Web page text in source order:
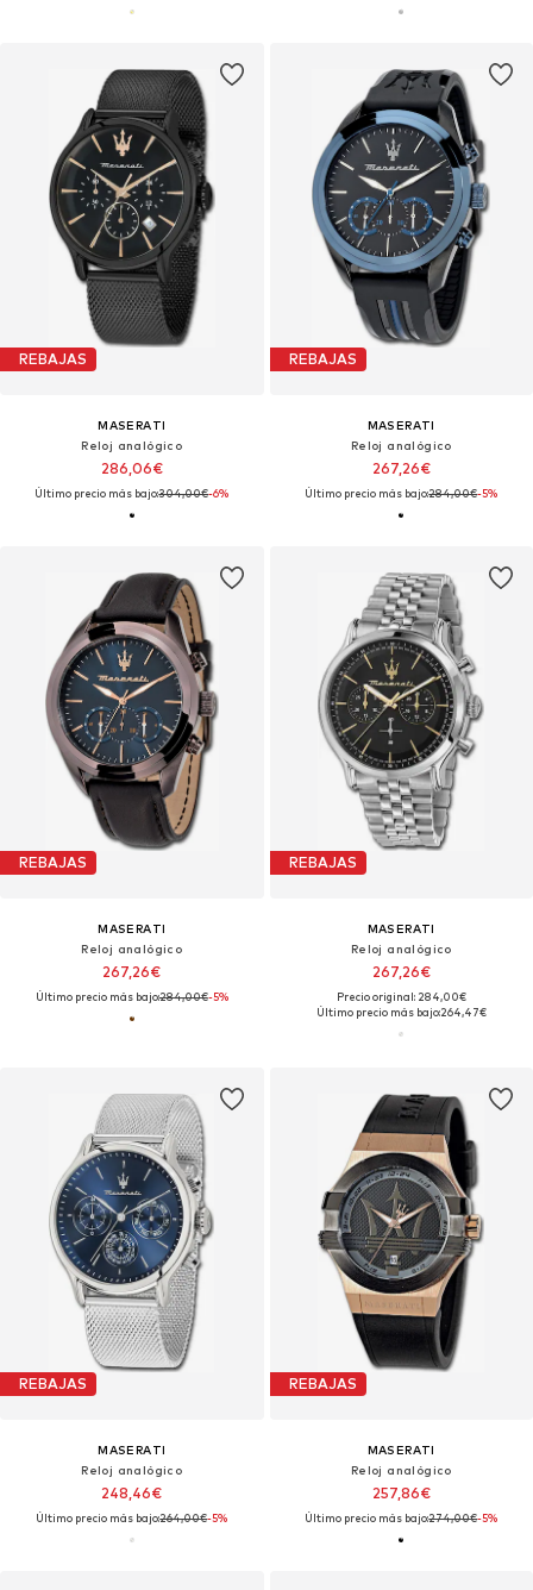
REBAJAS
MASERATI
Reloj analógico
286,06€
Último precio más bajo:304,00€-6%
REBAJAS
MASERATI
Reloj analógico
267,26€
Último precio más bajo:284,00€-5%
REBAJAS
MASERATI
Reloj analógico
267,26€
Último precio más bajo:284,00€-5%
REBAJAS
MASERATI
Reloj analógico
267,26€
Precio original: 284,00€
Último precio más bajo:264,47€
REBAJAS
MASERATI
Reloj analógico
248,46€
Último precio más bajo:264,00€-5%
REBAJAS
MASERATI
Reloj analógico
257,86€
Último precio más bajo:274,00€-5%